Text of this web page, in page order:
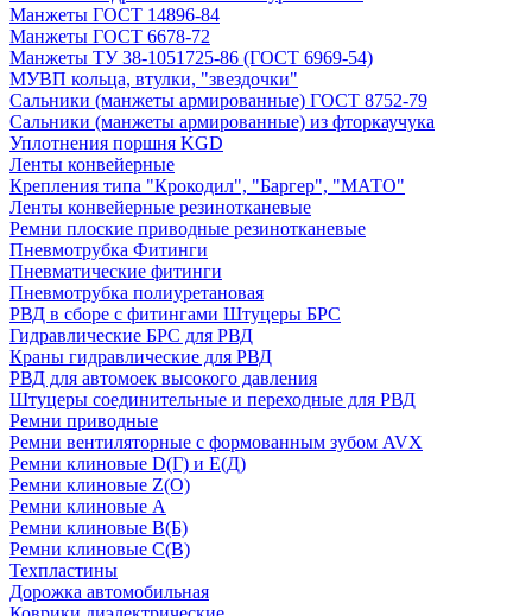
Манжеты ГОСТ 14896-84
Манжеты ГОСТ 6678-72
Манжеты ТУ 38-1051725-86 (ГОСТ 6969-54)
МУВП кольца, втулки, "звездочки"
Сальники (манжеты армированные) ГОСТ 8752-79
Сальники (манжеты армированные) из фторкаучука
Уплотнения поршня KGD
Ленты конвейерные
Крепления типа "Крокодил", "Баргер", "МАТО"
Ленты конвейерные резинотканевые
Ремни плоские приводные резинотканевые
Пневмотрубка Фитинги
Пневматические фитинги
Пневмотрубка полиуретановая
РВД в сборе с фитингами Штуцеры БРС
Гидравлические БРС для РВД
Краны гидравлические для РВД
РВД для автомоек высокого давления
Штуцеры соединительные и переходные для РВД
Ремни приводные
Ремни вентиляторные с формованным зубом AVX
Ремни клиновые D(Г) и Е(Д)
Ремни клиновые Z(О)
Ремни клиновые А
Ремни клиновые В(Б)
Ремни клиновые С(В)
Техпластины
Дорожка автомобильная